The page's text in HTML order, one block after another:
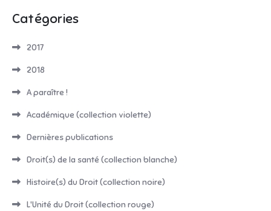
Catégories
2017
2018
A paraître !
Académique (collection violette)
Dernières publications
Droit(s) de la santé (collection blanche)
Histoire(s) du Droit (collection noire)
L'Unité du Droit (collection rouge)